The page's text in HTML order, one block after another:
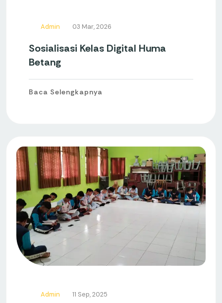
Admin 03 Mar, 2026
Sosialisasi Kelas Digital Huma
Betang
Baca Selengkapnya
Admin 11 Sep, 2025